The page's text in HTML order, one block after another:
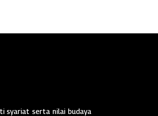
syariat serta nilai budaya